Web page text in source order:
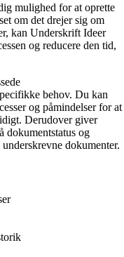
mulighed for at oprette
om det drejer sig om
kan Underskrift Ideer
og reducere den tid,
behov. Du kan
og påmindelser for at
Derudover giver
dokumentstatus og
dokumenter.